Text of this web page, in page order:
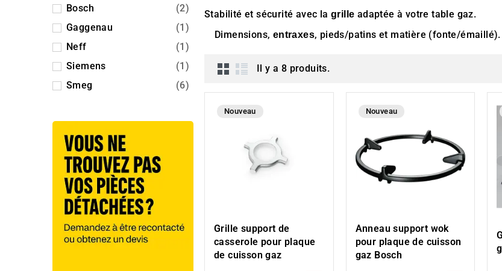
Bosch
(2)
Gaggenau
(1)
Neff
(1)
Siemens
(1)
Smeg
(6)
Stabilité et sécurité avec la grille adaptée à votre table gaz.
Dimensions, entraxes, pieds/patins et matière (fonte/émaillé).
Il y a 8 produits.
Nouveau
Grille support de
casserole pour plaque
de cuisson gaz
Nouveau
Anneau support wok
pour plaque de cuisson
gaz Bosch